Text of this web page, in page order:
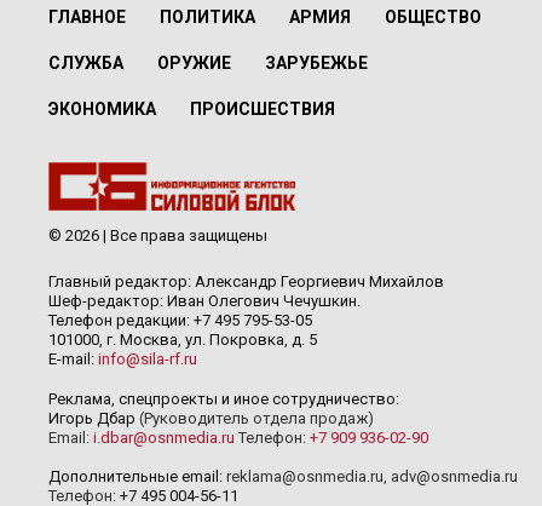
ГЛАВНОЕ ПОЛИТИКА АРМИЯ ОБЩЕСТВО
СЛУЖБА ОРУЖИЕ ЗАРУБЕЖЬЕ
ЭКОНОМИКА ПРОИСШЕСТВИЯ
© 2026 | Все права защищены
Главный редактор: Александр Георгиевич Михайлов
Шеф-редактор: Иван Олегович Чечушкин.
Телефон редакции: +7 495 795-53-05
101000, г. Москва, ул. Покровка, д. 5
E-mail: info@sila-rf.ru
Реклама, спецпроекты и иное сотрудничество:
Игорь Дбар (Руководитель отдела продаж)
Email: i.dbar@osnmedia.ru Телефон: +7 909 936-02-90
Дополнительные email: reklama@osnmedia.ru, adv@osnmedia.ru
Телефон: +7 495 004-56-11